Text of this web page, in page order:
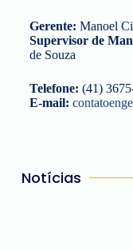
Gerente: Manoel
Supervisor de
de Souza
Telefone: (41)
E-mail:
Notícias